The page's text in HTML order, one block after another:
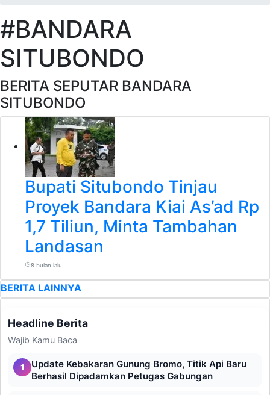
#BANDARA
SITUBONDO
BERITA SEPUTAR BANDARA
SITUBONDO
Bupati Situbondo Tinjau
Proyek Bandara Kiai As’ad Rp
1,7 Tiliun, Minta Tambahan
Landasan
8 bulan lalu
BERITA LAINNYA
Headline Berita
Wajib Kamu Baca
1
Update Kebakaran Gunung Bromo, Titik Api Baru
Berhasil Dipadamkan Petugas Gabungan